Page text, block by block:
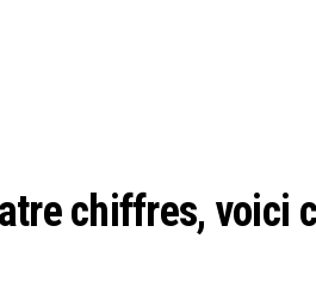
chiffres, voici